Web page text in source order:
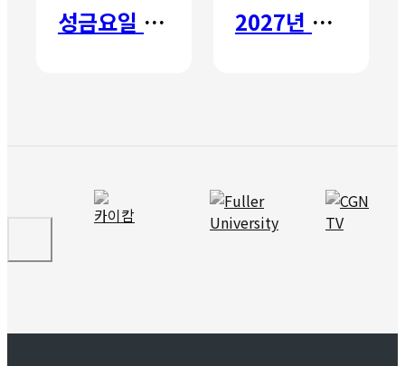
성금요일 칸타타 2027년 갈보리 어학원 유치부 신입생 모집